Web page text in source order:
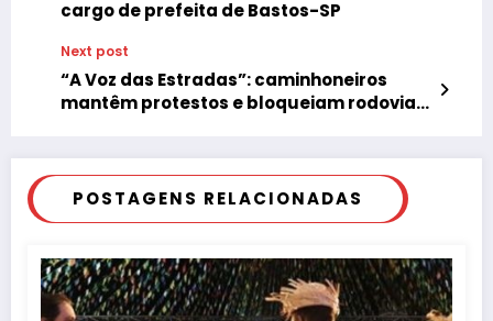
cargo de prefeita de Bastos-SP
Next post
“A Voz das Estradas”: caminhoneiros
mantêm protestos e bloqueiam rodovias
POSTAGENS RELACIONADAS